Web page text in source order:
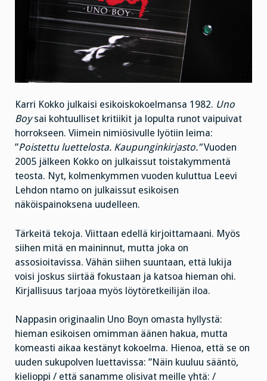
Karri Kokko julkaisi esikoiskokoelmansa 1982. Uno
Boysai kohtuulliset kritiikit ja lopulta runot vaipuivat
horrokseen. Viimein nimiösivulle lyötiin leima:
”Poistettu luettelosta. Kaupunginkirjasto.”Vuoden
2005 jälkeen Kokko on julkaissut toistakymmentä
teosta. Nyt, kolmenkymmen vuoden kuluttua Leevi
Lehdon ntamo on julkaissut esikoisen
näköispainoksena uudelleen.
Tärkeitä tekoja. Viittaan edellä kirjoittamaani. Myös
siihen mitä en maininnut, mutta joka on
assosioitavissa. Vähän siihen suuntaan, että lukija
voisi joskus siirtää fokustaan ja katsoa hieman ohi.
Kirjallisuus tarjoaa myös löytöretkeilijän iloa.
Nappasin originaalin Uno Boyn omasta hyllystä:
hieman esikoisen omimman äänen hakua, mutta
komeasti aikaa kestänyt kokoelma. Hienoa, että se on
uuden sukupolven luettavissa: ”Näin kuuluu sääntö,
kielioppi / että sanamme olisivat meille yhtä: /